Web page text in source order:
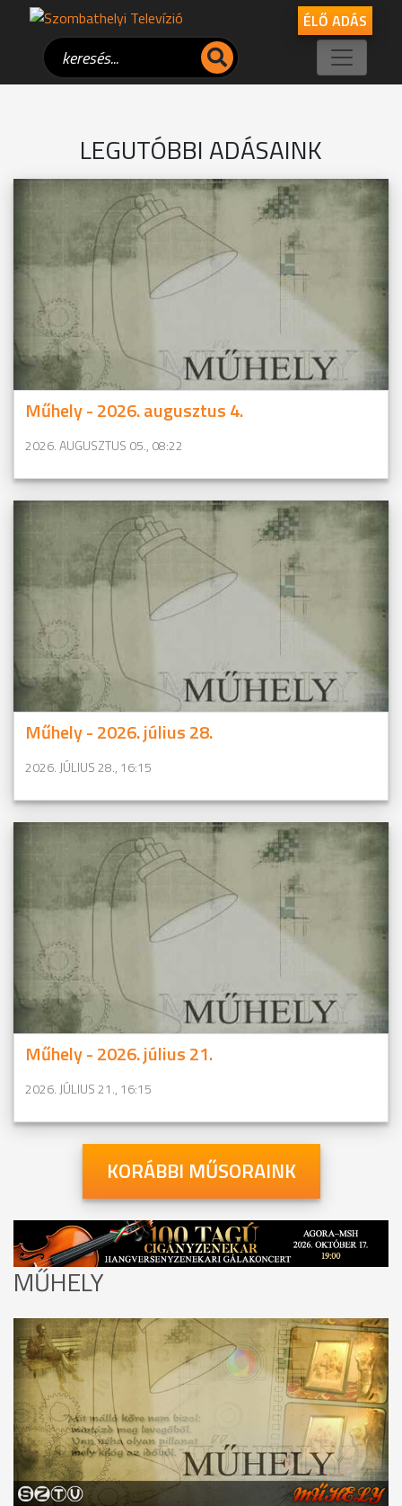
ÉLŐ ADÁS
LEGUTÓBBI ADÁSAINK
Műhely - 2026. augusztus 4.
2026. AUGUSZTUS 05., 08:22
Műhely - 2026. július 28.
2026. JÚLIUS 28., 16:15
Műhely - 2026. július 21.
2026. JÚLIUS 21., 16:15
KORÁBBI MŰSORAINK
MŰHELY